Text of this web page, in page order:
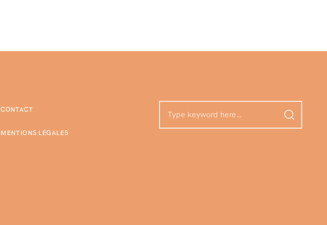
CONTACT
MENTIONS LÉGALES